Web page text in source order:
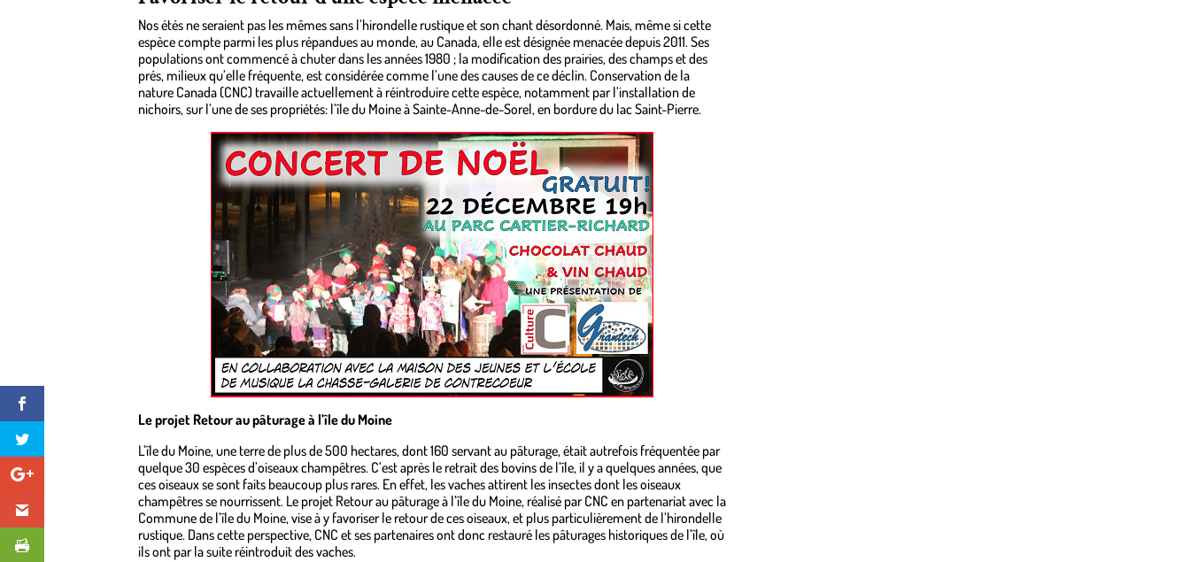
Nos étés ne seraient pas les mêmes sans l’hirondelle rustique et son chant désordonné. Mais, même si cette
espèce compte parmi les plus répandues au monde, au Canada, elle est désignée menacée depuis 2011. Ses
populations ont commencé à chuter dans les années 1980 ; la modification des prairies, des champs et des
prés, milieux qu’elle fréquente, est considérée comme l’une des causes de ce déclin. Conservation de la
nature Canada (CNC) travaille actuellement à réintroduire cette espèce, notamment par l’installation de
nichoirs, sur l’une de ses propriétés: l’île du Moine à Sainte-Anne-de-Sorel, en bordure du lac Saint-Pierre.
Le projet Retour au pâturage à l’île du Moine
L’île du Moine, une terre de plus de 500 hectares, dont 160 servant au pâturage, était autrefois fréquentée par
quelque 30 espèces d’oiseaux champêtres. C’est après le retrait des bovins de l’île, il y a quelques années, que
ces oiseaux se sont faits beaucoup plus rares. En effet, les vaches attirent les insectes dont les oiseaux
champêtres se nourrissent. Le projet Retour au pâturage à l’île du Moine, réalisé par CNC en partenariat avec la
Commune de l’île du Moine, vise à y favoriser le retour de ces oiseaux, et plus particulièrement de l’hirondelle
rustique. Dans cette perspective, CNC et ses partenaires ont donc restauré les pâturages historiques de l’île, où
ils ont par la suite réintroduit des vaches.